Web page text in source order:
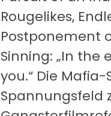
Rougelikes,
Postponement
Sinning: „In the
you.“ Die
Spannungsfeld